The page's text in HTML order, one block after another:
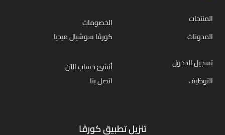
المنتجات
الخصومات
المدونات
كورڤا سوشيال ميديا
تسجيل الدخول
أنشئ حساب الآن
التوظيف
اتصل بنا
تنزيل تطبيق كورڤا